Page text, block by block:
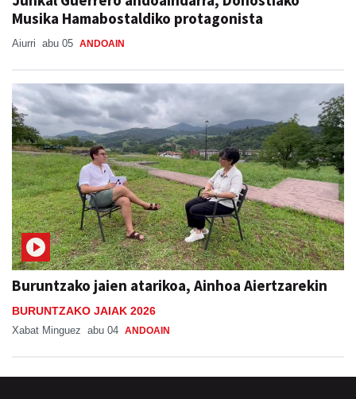
Musika Hamabostaldiko protagonista
Aiurri abu 05 ANDOAIN
Buruntzako jaien atarikoa, Ainhoa Aiertzarekin
BURUNTZAKO JAIAK 2026
Xabat Minguez abu 04 ANDOAIN